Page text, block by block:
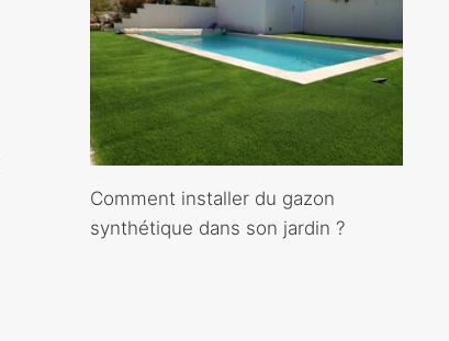
Comment installer du gazon
synthétique dans son jardin ?